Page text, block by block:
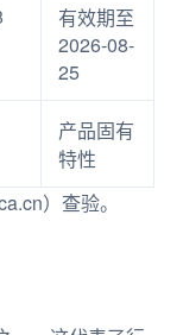
有效期至
2026-08-
25
产品固有
特性
）查验。